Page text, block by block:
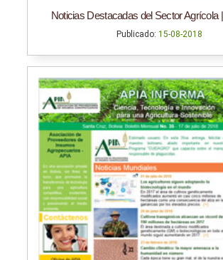
Noticias Destacadas del Sector Agrícola
Publicado: 15-08-2018